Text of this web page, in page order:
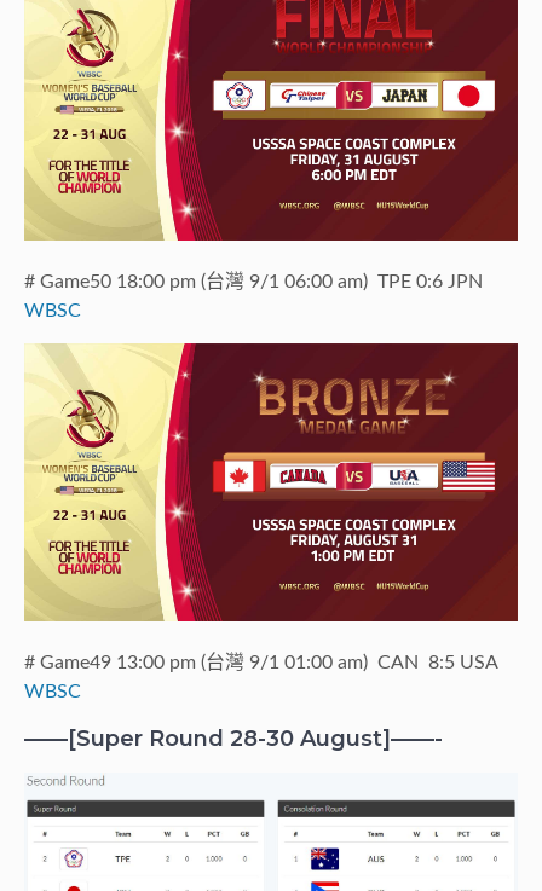
# Game50 18:00 pm (台灣 9/1 06:00 am) TPE 0:6 JPN
WBSC
# Game49 13:00 pm (台灣 9/1 01:00 am) CAN 8:5 USA
WBSC
——[Super Round 28-30 August]——-